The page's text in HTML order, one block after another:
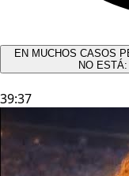
EN MUCHOS CASOS
NO
39:37